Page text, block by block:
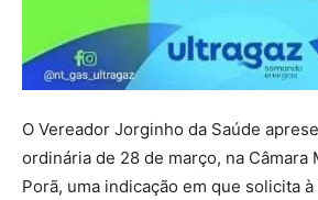
O Vereador Jorginho da Saúde
ordinária de 28 de março, na Câmara
Porã, uma indicação em que solicita